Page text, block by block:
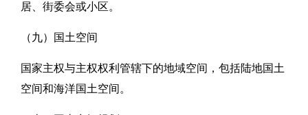
居、街委会或小区。
（九）国土空间
国家主权与主权权利管辖下的地域空间，包括陆地国土
空间和海洋国土空间。